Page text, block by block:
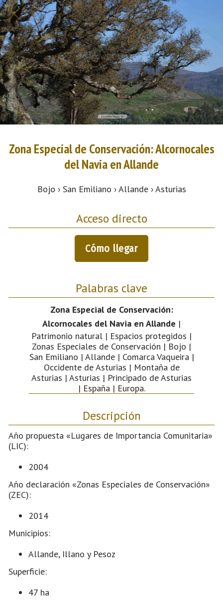
Zona Especial de Conservación: Alcornocales
del Navia en Allande
Bojo › San Emiliano › Allande › Asturias
Acceso directo
Cómo llegar
Palabras clave
Zona Especial de Conservación:
Alcornocales del Navia en Allande |
Patrimonio natural | Espacios protegidos |
Zonas Especiales de Conservación | Bojo |
San Emiliano | Allande | Comarca Vaqueira |
Occidente de Asturias | Montaña de
Asturias | Asturias | Principado de Asturias
| España | Europa.
Descripción
Año propuesta «Lugares de Importancia Comunitaria»
(LIC):
2004
Año declaración «Zonas Especiales de Conservación»
(ZEC):
2014
Municipios:
Allande, Illano y Pesoz
Superficie:
47 ha